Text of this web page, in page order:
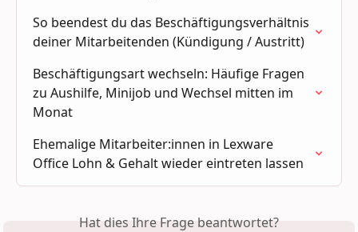
So beendest du das Beschäftigungsverhältnis
deiner Mitarbeitenden (Kündigung / Austritt)
Beschäftigungsart wechseln: Häufige Fragen
zu Aushilfe, Minijob und Wechsel mitten im
Monat
Ehemalige Mitarbeiter:innen in Lexware
Office Lohn & Gehalt wieder eintreten lassen
Hat dies Ihre Frage beantwortet?